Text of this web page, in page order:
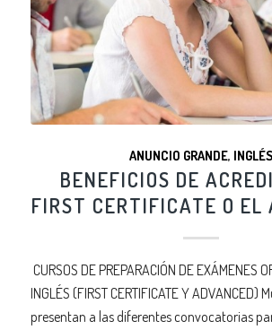
ANUNCIO GRANDE, INGLÉS
BENEFICIOS DE
FIRST CERTIFICATE O EL
CURSOS DE PREPARACIÓN DE EXÁMENES
INGLÉS (FIRST CERTIFICATE Y ADVANCED)
presentan a las diferentes convocatorias